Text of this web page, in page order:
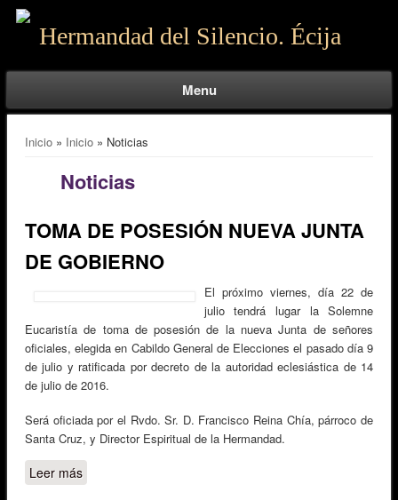
Hermandad del Silencio. Écija
Menu
Se encuentra usted aquí
Inicio» Inicio» Noticias
Noticias
TOMA DE POSESIÓN NUEVA JUNTA
DE GOBIERNO
El próximo viernes, día 22 de
julio tendrá lugar la Solemne
Eucaristía de toma de posesión de la nueva Junta de señores
oficiales, elegida en Cabildo General de Elecciones el pasado día 9
de julio y ratificada por decreto de la autoridad eclesiástica de 14
de julio de 2016.
Será oficiada por el Rvdo. Sr. D. Francisco Reina Chía, párroco de
Santa Cruz, y Director Espiritual de la Hermandad.
Leer mássobre TOMA DE POSESIÓN NUEVA JUNTA DE